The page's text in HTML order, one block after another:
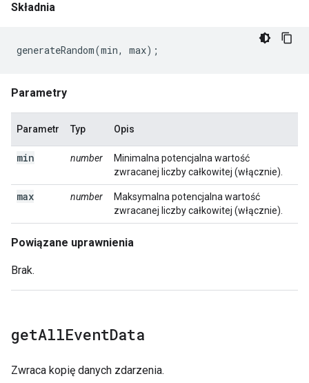
Składnia
generateRandom(min, max);
Parametry
Parametr Typ Opis
min number
Minimalna potencjalna wartość
zwracanej liczby całkowitej (włącznie).
max number
Maksymalna potencjalna wartość
zwracanej liczby całkowitej (włącznie).
Powiązane uprawnienia
Brak.
getAllEventData
Zwraca kopię danych zdarzenia.